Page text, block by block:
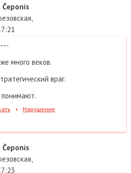
много веков.
враг.
понимают.
• Нарушение